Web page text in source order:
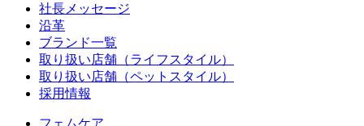
社長メッセージ
沿革
ブランド一覧
取り扱い店舗（ライフスタイル）
取り扱い店舗（ペットスタイル）
採用情報